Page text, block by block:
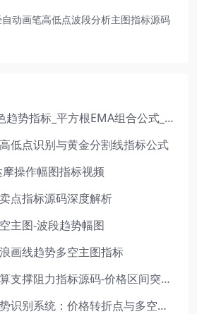
动画笔高低点波段分析主图指标源码
文华财经K线变色趋势指标_平方根EMA组合公式_红绿波段操盘指标源码
低点识别与黄金分割线指标公式
操作幅图指标视频
点指标源码深度解析
主图-波段趋势幅图
画线趋势多空主图指标
文华财经自动测算支撑阻力指标源码-价格区间突破多空
三图共振波段趋势识别系统：价格转折点与多空动能分析